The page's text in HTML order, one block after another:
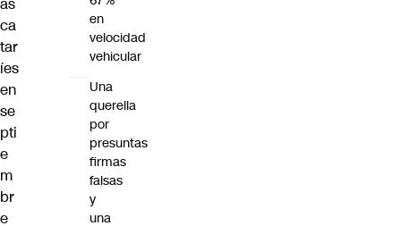
as
ca
tar
íes
en
se
pti
e
m
br
e
en
velocidad
vehicular
Una
querella
por
presuntas
firmas
falsas
y
una